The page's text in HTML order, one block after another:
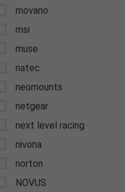
movano
msi
muse
natec
neomounts
netgear
next level racing
nivona
norton
NOVUS